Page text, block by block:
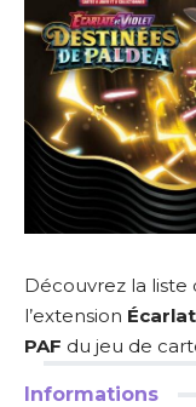
Découvrez la
l’extension
PAF du jeu de
Informations